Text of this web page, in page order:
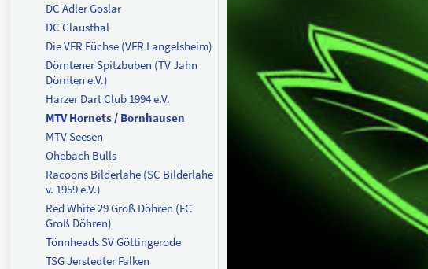
DC Adler Goslar
DC Clausthal
Die VFR Füchse (VFR Langelsheim)
Dörntener Spitzbuben (TV Jahn
Dörnten e.V.)
Harzer Dart Club 1994 e.V.
MTV Hornets / Bornhausen
MTV Seesen
Ohebach Bulls
Racoons Bilderlahe (SC Bilderlahe
v. 1959 e.V.)
Red White 29 Groß Döhren (FC
Groß Döhren)
Tönnheads SV Göttingerode
TSG Jerstedter Falken